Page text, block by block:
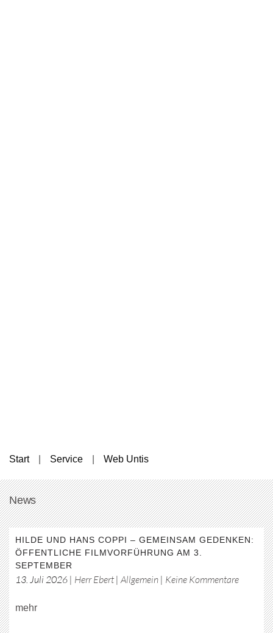
Start Service Web Untis
News
HILDE UND HANS COPPI – GEMEINSAM GEDENKEN:
ÖFFENTLICHE FILMVORFÜHRUNG AM 3.
SEPTEMBER
13. Juli 2026 | Herr Ebert|Allgemein | Keine Kommentarezu
mehr